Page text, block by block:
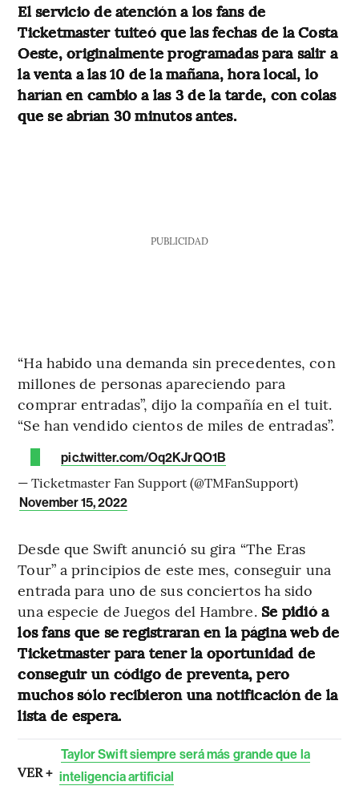
El servicio de atención a los fans de
Ticketmaster tuiteó que las fechas de la Costa
Oeste, originalmente programadas para salir a
la venta a las 10 de la mañana, hora local, lo
harían en cambio a las 3 de la tarde, con colas
que se abrían 30 minutos antes.
PUBLICIDAD
“Ha habido una demanda sin precedentes, con
millones de personas apareciendo para
comprar entradas”, dijo la compañía en el tuit.
“Se han vendido cientos de miles de entradas”.
pic.twitter.com/Oq2KJrQO1B
— Ticketmaster Fan Support (@TMFanSupport)
November 15, 2022
Desde que Swift anunció su gira “The Eras
Tour” a principios de este mes, conseguir una
entrada para uno de sus conciertos ha sido
una especie de Juegos del Hambre.Se pidió a
los fans que se registraran en la página web de
Ticketmaster para tener la oportunidad de
conseguir un código de preventa, pero
muchos sólo recibieron una notificación de la
lista de espera.
VER +
Taylor Swift siempre será más grande que la
inteligencia artificial